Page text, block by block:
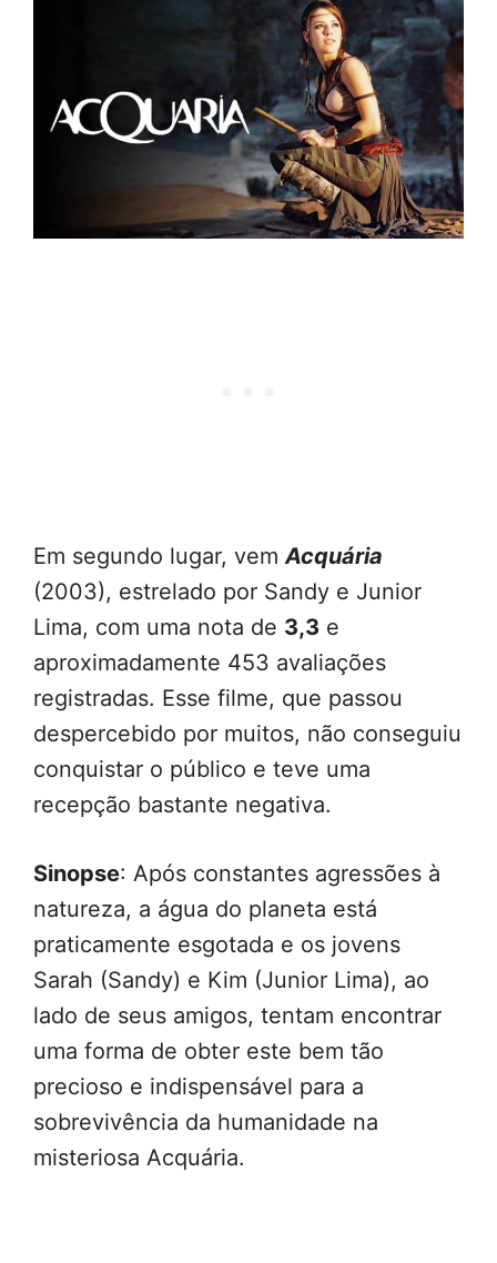
Em segundo lugar, vem Acquária
(2003), estrelado por Sandy e Junior
Lima, com uma nota de 3,3 e
aproximadamente 453 avaliações
registradas. Esse filme, que passou
despercebido por muitos, não conseguiu
conquistar o público e teve uma
recepção bastante negativa.
Sinopse: Após constantes agressões à
natureza, a água do planeta está
praticamente esgotada e os jovens
Sarah (Sandy) e Kim (Junior Lima), ao
lado de seus amigos, tentam encontrar
uma forma de obter este bem tão
precioso e indispensável para a
sobrevivência da humanidade na
misteriosa Acquária.